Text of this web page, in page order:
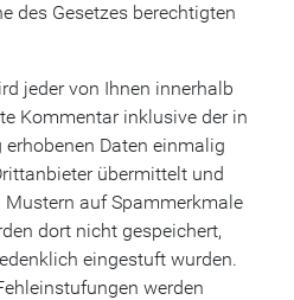
des Gesetzes berechtigten
jeder von Ihnen innerhalb
Kommentar inklusive der in
Daten einmalig
übermittelt und
auf Spammerkmale
dort nicht gespeichert,
eingestuft wurden.
werden